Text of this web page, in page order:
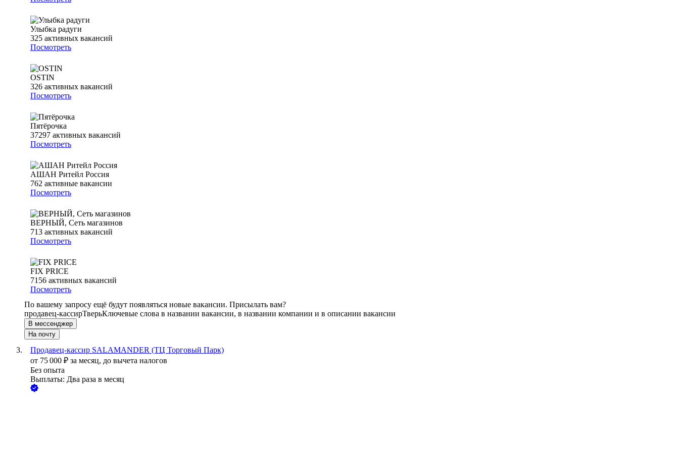
Улыбка радуги
325 активных вакансий
Посмотреть
OSTIN
326 активных вакансий
Посмотреть
Пятёрочка
37297 активных вакансий
Посмотреть
АШАН Ритейл Россия
762 активные вакансии
Посмотреть
ВЕРНЫЙ, Сеть магазинов
713 активных вакансий
Посмотреть
FIX PRICE
7156 активных вакансий
Посмотреть
По вашему запросу ещё будут появляться новые вакансии. Присылать вам?
продавец-кассирТверьКлючевые слова в названии вакансии, в названии компании и в описании вакансии
В мессенджер
На почту
Продавец-кассир SALAMANDER (ТЦ Торговый Парк)
от 75 000 ₽ за месяц, до вычета налогов
Без опыта
Выплаты: Два раза в месяц